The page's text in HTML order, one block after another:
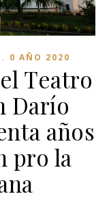
0 AÑO 2020
Teatro
Darío
años
pro la